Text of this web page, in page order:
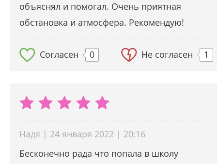
объяснял и помогал. Очень приятная
обстановка и атмосфера. Рекомендую!
Согласен 0 Не согласен 1
Надя | 24 января 2022 | 20:16
Бесконечно рада что попала в школу